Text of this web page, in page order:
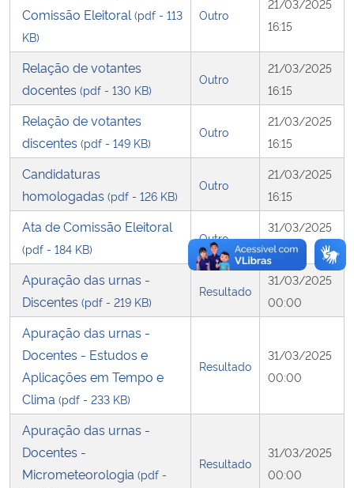
Secretaria-Geral
Secretaria de Governo
Gabinete de Segurança Institucional
Advocacia-Geral da União
Banco Central do Brasil
Planalto
Comissão Eleitoral (pdf - 113
KB)
Outro
21/03/2025
16:15
Relação de votantes
docentes (pdf - 130 KB)
Outro
21/03/2025
16:15
Relação de votantes
discentes (pdf - 149 KB)
Outro
21/03/2025
16:15
Candidaturas
homologadas (pdf - 126 KB)
Outro
21/03/2025
16:15
Ata de Comissão Eleitoral
(pdf - 184 KB)
Outro
31/03/2025
00:00
Apuração das urnas -
Discentes (pdf - 219 KB)
Resultado
31/03/2025
00:00
Apuração das urnas -
Docentes - Estudos e
Aplicações em Tempo e
Clima (pdf - 233 KB)
Resultado
31/03/2025
00:00
Apuração das urnas -
Docentes -
Micrometeorologia (pdf -
Resultado
31/03/2025
00:00